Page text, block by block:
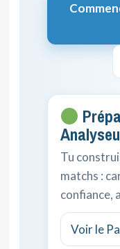
Tu
matchs :
confiance,
Voir le